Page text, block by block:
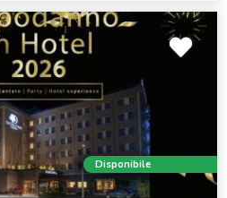
Disponibile